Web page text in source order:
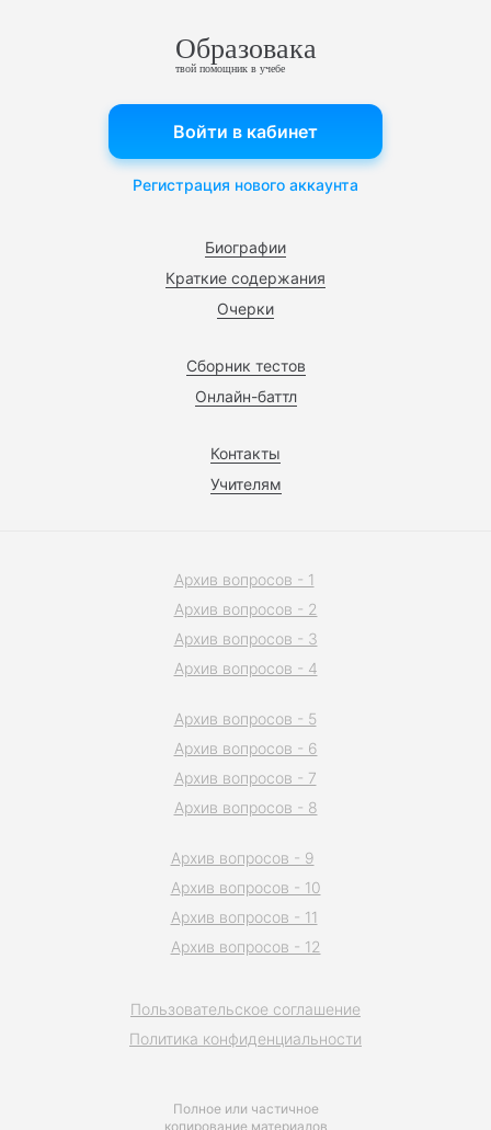
Образовака
твой помощник в учебе
Биографии
Краткие содержания
Очерки
Сборник тестов
Онлайн-баттл
Контакты
Учителям
Войти в кабинет
Регистрация нового аккаунта
Полное или частичное
копирование материалов
Пользовательское соглашение
Политика конфиденциальности
Архив вопросов - 1
Архив вопросов - 2
Архив вопросов - 3
Архив вопросов - 4
Архив вопросов - 5
Архив вопросов - 6
Архив вопросов - 7
Архив вопросов - 8
Архив вопросов - 9
Архив вопросов - 10
Архив вопросов - 11
Архив вопросов - 12